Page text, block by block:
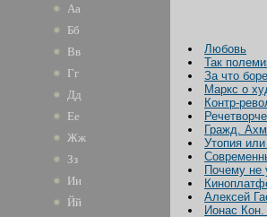
Аа
Бб
Вв
Гг
Дд
Ее
Жж
Зз
Ии
Йй
Любовь
Так
За что
Маркс о
Контр-
Гражд.
Утопия
Почему не
Алексей
Ионас